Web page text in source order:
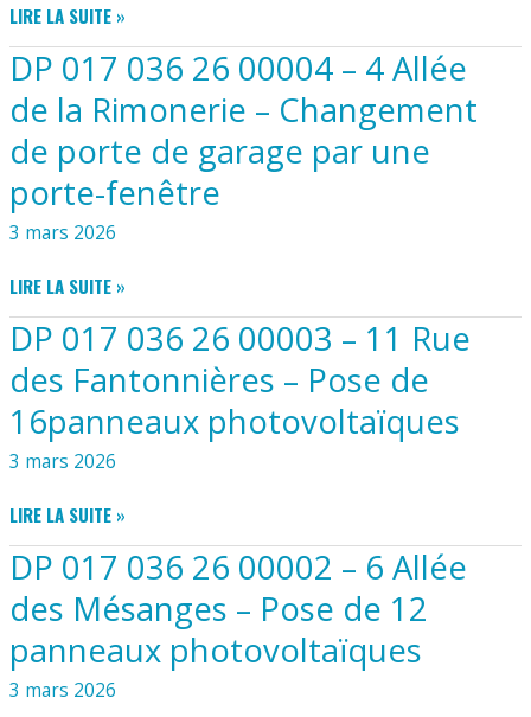
MOULIN
DE
LA
TRAÎNE
–
CLÔTURE
POSE
D’UN
DP
017
036
26
00005
–
12
RUE
DES
–
INSTALLATION
D’UN
GÉNÉRATEUR
PHOTOVOLTAÏQUE
LIRE LA SUITE »
DP 017 036 26 00004 – 4 Allée
de la Rimonerie – Changement
de porte de garage par une
porte-fenêtre
3 mars 2026
DP
017
036
26
00004
–
4
ALLÉE
LA
RIMONERIE
–
CHANGEMENT
DE
PORTE
DE
GARAGE
LIRE LA SUITE »
DP 017 036 26 00003 – 11 Rue
des Fantonnières – Pose de
16panneaux photovoltaïques
3 mars 2026
DP
017
036
26
00003
–
11
RUE
LIRE LA SUITE »
DP 017 036 26 00002 – 6 Allée
des Mésanges – Pose de 12
panneaux photovoltaïques
3 mars 2026